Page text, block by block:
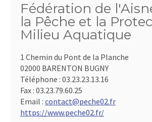
Fédération de
la Pêche et la
Milieu Aquatique
1 Chemin du Pont de la Planche
02000 BARENTON BUGNY
Téléphone : 03.23.23.13.16
Fax : 03.23.79.60.25
Email : contact@peche02.fr
https://www.peche02.fr/